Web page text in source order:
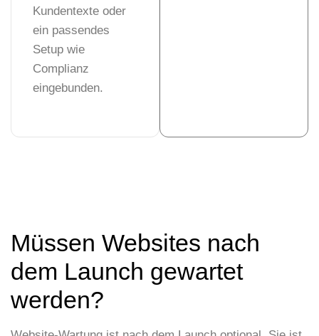
Kundentexte oder
ein passendes
Setup wie
Complianz
eingebunden.
Müssen Websites nach
dem Launch gewartet
werden?